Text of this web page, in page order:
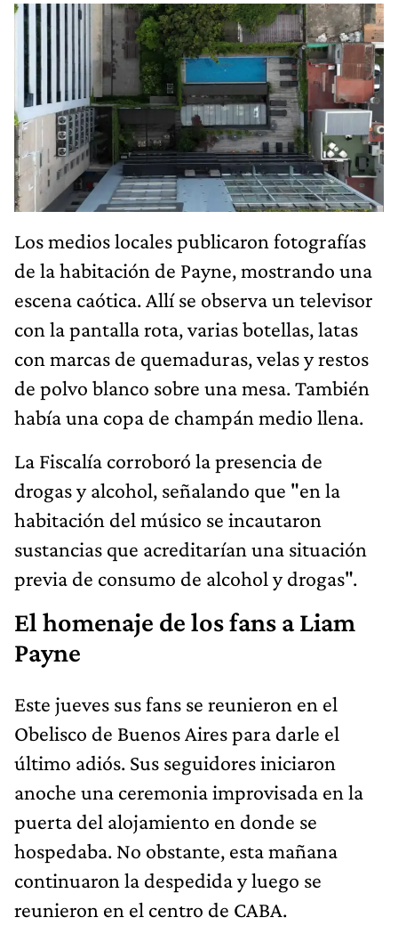
Los medios locales publicaron fotografías
de la habitación de Payne, mostrando una
escena caótica. Allí se observa un televisor
con la pantalla rota, varias botellas, latas
con marcas de quemaduras, velas y restos
de polvo blanco sobre una mesa. También
había una copa de champán medio llena.
La Fiscalía corroboró la presencia de
drogas y alcohol, señalando que "en la
habitación del músico se incautaron
sustancias que acreditarían una situación
previa de consumo de alcohol y drogas".
El homenaje de los fans a Liam
Payne
Este jueves sus fans se reunieron en el
Obelisco de Buenos Aires para darle el
último adiós. Sus seguidores iniciaron
anoche una ceremonia improvisada en la
puerta del alojamiento en donde se
hospedaba. No obstante, esta mañana
continuaron la despedida y luego se
reunieron en el centro de CABA.